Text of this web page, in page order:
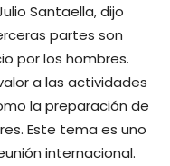
Santaella, dijo
partes son
por los hombres.
a las actividades
la preparación de
Este tema es uno
internacional.